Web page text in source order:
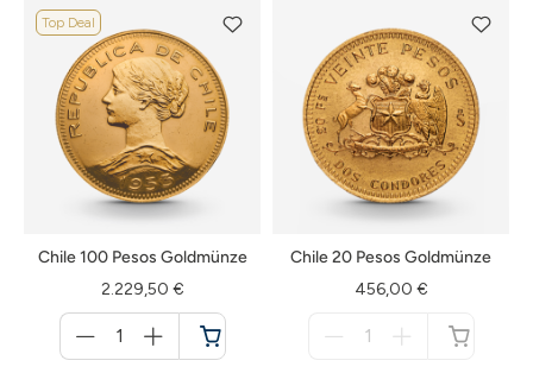
Top Deal
Chile 100 Pesos Goldmünze
2.229,50 €
für
Warenkorb
Chile 20 Pesos Goldmünze
456,00 €